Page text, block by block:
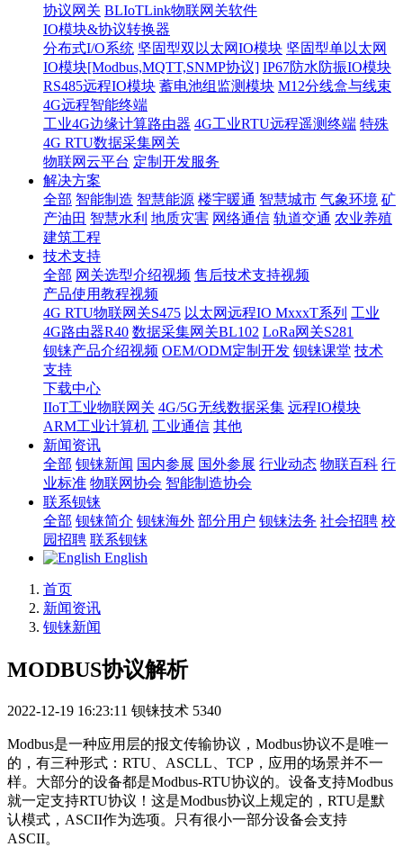
协议网关 BLIoTLink物联网关软件
IO模块&协议转换器
分布式I/O系统 坚固型双以太网IO模块 坚固型单以太网
IO模块[Modbus,MQTT,SNMP协议] IP67防水防振IO模块
RS485远程IO模块 蓄电池组监测模块 M12分线盒与线束
4G远程智能终端
工业4G边缘计算路由器 4G工业RTU远程遥测终端 特殊
4G RTU数据采集网关
物联网云平台 定制开发服务
解决方案
全部 智能制造 智慧能源 楼宇暖通 智慧城市 气象环境 矿
产油田 智慧水利 地质灾害 网络通信 轨道交通 农业养殖
建筑工程
技术支持
全部 网关选型介绍视频 售后技术支持视频
产品使用教程视频
4G RTU物联网关S475 以太网远程IO MxxxT系列 工业
4G路由器R40 数据采集网关BL102 LoRa网关S281
钡铼产品介绍视频 OEM/ODM定制开发 钡铼课堂 技术
支持
下载中心
IIoT工业物联网关 4G/5G无线数据采集 远程IO模块
ARM工业计算机 工业通信 其他
新闻资讯
全部 钡铼新闻 国内参展 国外参展 行业动态 物联百科 行
业标准 物联网协会 智能制造协会
联系钡铼
全部 钡铼简介 钡铼海外 部分用户 钡铼法务 社会招聘 校
园招聘 联系钡铼
English
首页
新闻资讯
钡铼新闻
MODBUS协议解析
2022-12-19 16:23:11 钡铼技术 5340
Modbus是一种应用层的报文传输协议，Modbus协议不是唯一
的，有三种形式：RTU、ASCLL、TCP，应用的场景并不一
样。大部分的设备都是Modbus-RTU协议的。设备支持Modbus
就一定支持RTU协议！这是Modbus协议上规定的，RTU是默
认模式，ASCII作为选项。只有很小一部分设备会支持
ASCII。